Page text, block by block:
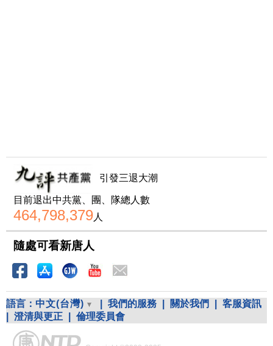
引發三退大潮
目前退出中共黨、團、隊總人數
464,798,379人
隨處可看新唐人
語言： 中文(台灣) 我們的服務 關於我們
客服資訊
澄清與更正 倫理委員會